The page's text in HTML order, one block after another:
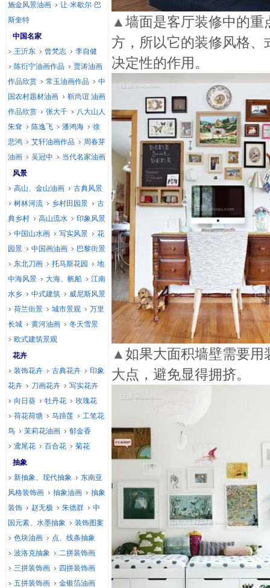
▲墙面是客厅装修中的重
方，所以它的装修风格
决定性的作用。
▲如果大面积墙壁需要用
大点，避免显得拥挤。
施金风景油画
让·米歇尔·巴
斯奎特
中国名家
王沂东
曾梵志
李自健
陈衍宁油画作品
贾涛油画
作品欣赏
常玉油画作品
中
国农村题材油画
靳尚谊 油画
作品欣赏
张大千
八大山人
朱耷
陈逸飞 潘鸿海
徐
悲鸿
艾轩油画作品
周春芽
油画
吴冠中
当代名家油画
风景
高山、金山油画
古典风景
树林河流
乡村田园景
古
典乡村
高山流水
印象风景
中国山水画
写实风景
花
园景
中国画油画
巴黎街景
东北刀画
托马斯花园
地
中海风景
大海、帆船
江南
水乡
中式建筑
威尼斯风景
荷兰街景
城市景观
万里
长城
黄河油画
冬天雪景
欧式建筑景观
花卉
装饰花卉
古典花卉
印象
花卉
刀画花卉
写实花卉
向日葵
牡丹花
玫瑰花
荷花荷塘
马蹄莲
工笔花
鸟
茉莉花油画
郁金香
鸢尾花
百合花
菊花
抽象
新抽象、现代抽象
东南亚
风格装饰画
抽象油画
抽象
装饰
赵无极 朱德群
中
国元素、水墨抽象
装饰图案
色块油画
点、线条抽象
波洛克抽象
二拼装饰画
三拼装饰画
四拼装饰画
五拼装饰画
金银箔油画